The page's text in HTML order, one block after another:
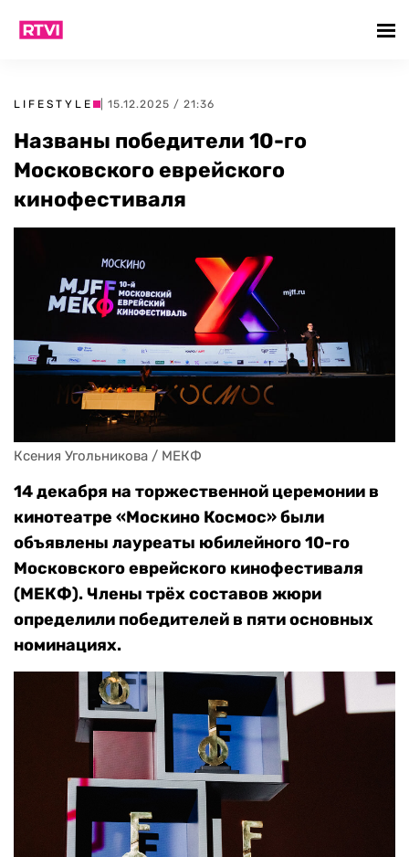
LIFESTYLE | 15.12.2025 / 21:36
Названы победители 10-го
Московского еврейского
кинофестиваля
Ксения Угольникова / МЕКФ
14 декабря на торжественной церемонии в
кинотеатре «Москино Космос» были
объявлены лауреаты юбилейного 10-го
Московского еврейского кинофестиваля
(МЕКФ). Члены трёх составов жюри
определили победителей в пяти основных
номинациях.